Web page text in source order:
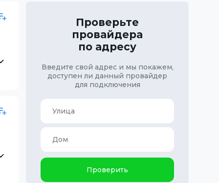
Проверьте
провайдера
по адресу
Введите свой адрес и мы покажем,
доступен ли данный провайдер
для подключения
Проверить